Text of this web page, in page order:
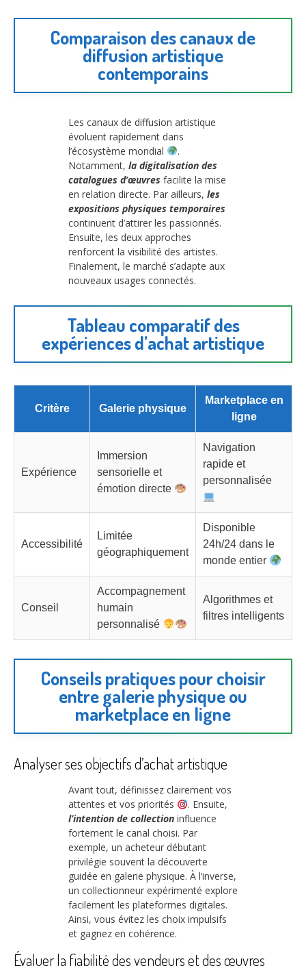
Comparaison des canaux de
diffusion artistique
contemporains
Les canaux de diffusion artistique
évoluent rapidement dans
l’écosystème mondial
.
Notamment, la digitalisation des
catalogues d’œuvres facilite la mise
en relation directe. Par ailleurs, les
expositions physiques temporaires
continuent d’attirer les passionnés.
Ensuite, les deux approches
renforcent la visibilité des artistes.
Finalement, le marché s’adapte aux
nouveaux usages connectés.
Tableau comparatif des
expériences d’achat artistique
Critère Galerie physique
Marketplace en
ligne
Expérience
Immersion
sensorielle et
émotion directe
Navigation
rapide et
personnalisée
Accessibilité
Limitée
géographiquement
Disponible
24h/24 dans le
monde entier
Conseil
Accompagnement
humain
personnalisé
Algorithmes et
filtres intelligents
Conseils pratiques pour choisir
entre galerie physique ou
marketplace en ligne
Analyser ses objectifs d’achat artistique
Avant tout, définissez clairement vos
attentes et vos priorités
. Ensuite,
l’intention de collection influence
fortement le canal choisi. Par
exemple, un acheteur débutant
privilégie souvent la découverte
guidée en galerie physique. À l’inverse,
un collectionneur expérimenté explore
facilement les plateformes digitales.
Ainsi, vous évitez les choix impulsifs
et gagnez en cohérence.
Évaluer la fiabilité des vendeurs et des œuvres